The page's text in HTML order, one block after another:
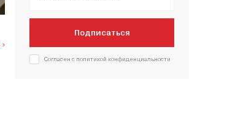
Три дня на волне традиций!
Подписаться
Согласен с политикой конфиденциальности